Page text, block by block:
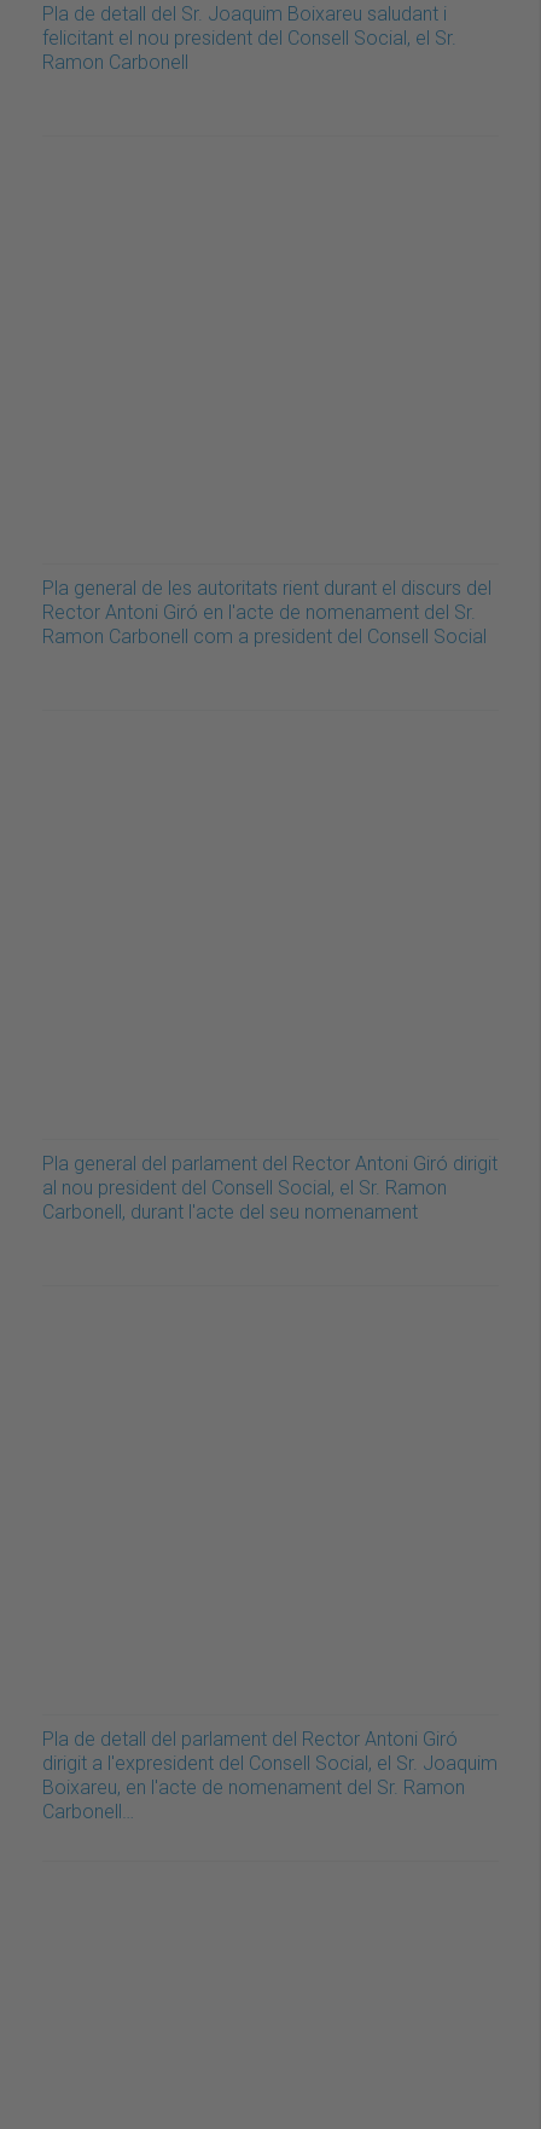
Pla de detall del Sr. Joaquim Boixareu saludant i
felicitant el nou president del Consell Social, el Sr.
Ramon Carbonell
Pla general de les autoritats rient durant el discurs del
Rector Antoni Giró en l'acte de nomenament del Sr.
Ramon Carbonell com a president del Consell Social
Pla general del parlament del Rector Antoni Giró dirigit
al nou president del Consell Social, el Sr. Ramon
Carbonell, durant l'acte del seu nomenament
Pla de detall del parlament del Rector Antoni Giró
dirigit a l'expresident del Consell Social, el Sr. Joaquim
Boixareu, en l'acte de nomenament del Sr. Ramon
Carbonell…